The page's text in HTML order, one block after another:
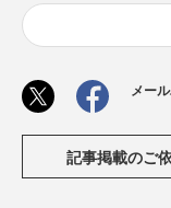
メー
記事掲載のご